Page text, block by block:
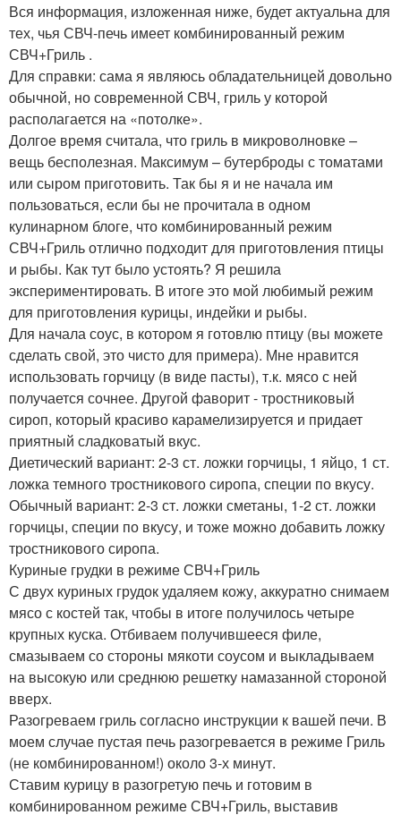
Вся информация, изложенная ниже, будет актуальна для
тех, чья СВЧ-печь имеет комбинированный режим
СВЧ+Гриль .
Для справки: сама я являюсь обладательницей довольно
обычной, но современной СВЧ, гриль у которой
располагается на «потолке».
Долгое время считала, что гриль в микроволновке –
вещь бесполезная. Максимум – бутерброды с томатами
или сыром приготовить. Так бы я и не начала им
пользоваться, если бы не прочитала в одном
кулинарном блоге, что комбинированный режим
СВЧ+Гриль отлично подходит для приготовления птицы
и рыбы. Как тут было устоять? Я решила
экспериментировать. В итоге это мой любимый режим
для приготовления курицы, индейки и рыбы.
Для начала соус, в котором я готовлю птицу (вы можете
сделать свой, это чисто для примера). Мне нравится
использовать горчицу (в виде пасты), т.к. мясо с ней
получается сочнее. Другой фаворит - тростниковый
сироп, который красиво карамелизируется и придает
приятный сладковатый вкус.
Диетический вариант: 2-3 ст. ложки горчицы, 1 яйцо, 1 ст.
ложка темного тростникового сиропа, специи по вкусу.
Обычный вариант: 2-3 ст. ложки сметаны, 1-2 ст. ложки
горчицы, специи по вкусу, и тоже можно добавить ложку
тростникового сиропа.
Куриные грудки в режиме СВЧ+Гриль
С двух куриных грудок удаляем кожу, аккуратно снимаем
мясо с костей так, чтобы в итоге получилось четыре
крупных куска. Отбиваем получившееся филе,
смазываем со стороны мякоти соусом и выкладываем
на высокую или среднюю решетку намазанной стороной
вверх.
Разогреваем гриль согласно инструкции к вашей печи. В
моем случае пустая печь разогревается в режиме Гриль
(не комбинированном!) около 3-х минут.
Ставим курицу в разогретую печь и готовим в
комбинированном режиме СВЧ+Гриль, выставив